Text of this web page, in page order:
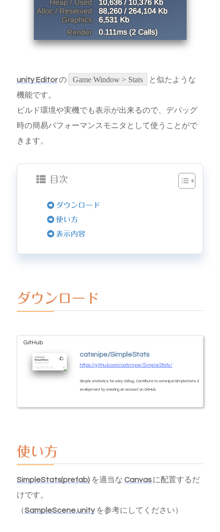
unity Editorの Game Window > Stats
と似たような
機能です。
ビルド環境や実機でも表示が出来るので、デバッグ
時の簡易パフォーマンスモニタとして使うことがで
きます。
目次
ダウンロード
使い方
表示内容
ダウンロード
GitHub
catsnipe/SimpleStats
https://github.com/catsnipe/SimpleStats/
Simple statistics for unity debug. Contribute to catsnipe/SimpleStats d
evelopment by creating an account on GitHub.
使い方
SimpleStats(prefab) を適当な Canvasに配置するだ
けです。
（SampleScene.unityを参考にしてください）